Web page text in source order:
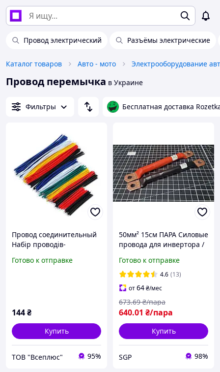
Провод электрический Разъёмы электрические
Каталог товаров Авто - мото Электрооборудование
Провод перемычка в Украине
Фильтры Бесплатная доставка
Провод соединительный
Набір проводів-
Готово к отправке
144₴
Купить
ТОВ "Всеплюс" 95%
50мм² 15см ПАРА Силовые
провода для инвертора /
- Клема/Клема 50/8мм
Готово к отправке
4.6 (13)
от64₴/мес
640.01 ₴/пара
673.69 ₴/пара
Купить
SGP 98%